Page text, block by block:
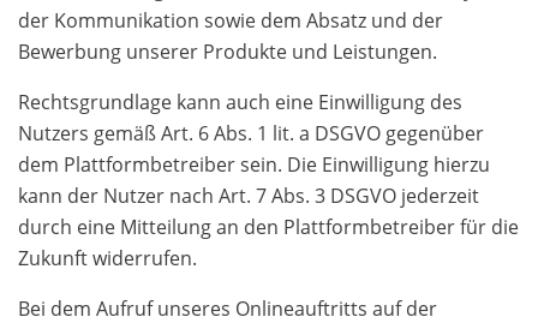
der Kommunikation sowie dem Absatz und der
Bewerbung unserer Produkte und Leistungen.
Rechtsgrundlage kann auch eine Einwilligung des
Nutzers gemäß Art. 6 Abs. 1 lit. a DSGVO gegenüber
dem Plattformbetreiber sein. Die Einwilligung hierzu
kann der Nutzer nach Art. 7 Abs. 3 DSGVO jederzeit
durch eine Mitteilung an den Plattformbetreiber für die
Zukunft widerrufen.
Bei dem Aufruf unseres Onlineauftritts auf der